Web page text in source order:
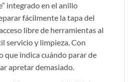
integrado en el anillo
fácilmente la tapa del
libre de herramientas al
servicio y limpieza. Con
que indica cuándo parar de
apretar demasiado.